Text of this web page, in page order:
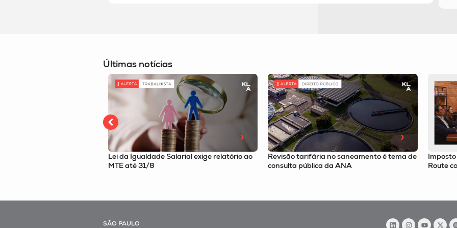
Últimas notícias
Revisão tarifária no saneamento é tema de
consulta pública da ANA
Imposto Seletivo é tema no podcast Tax
Route com o sócio Felipe Omori
Filtro
SÃO PAULO